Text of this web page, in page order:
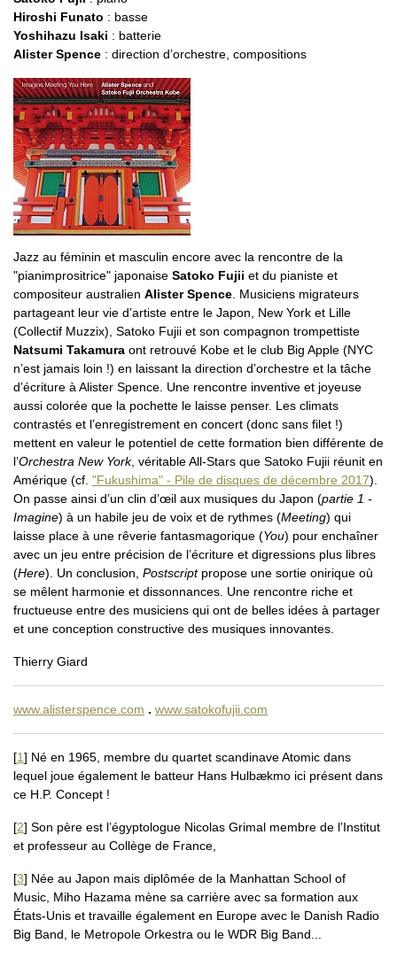
Hiroshi Funato : basse
Yoshihazu Isaki : batterie
Alister Spence : direction d’orchestre, compositions
Jazz au féminin et masculin encore avec la rencontre de la
"pianimprositrice" japonaise Satoko Fujii et du pianiste et
compositeur australien Alister Spence. Musiciens migrateurs
partageant leur vie d’artiste entre le Japon, New York et Lille
(Collectif Muzzix), Satoko Fujii et son compagnon trompettiste
Natsumi Takamura ont retrouvé Kobe et le club Big Apple (NYC
n’est jamais loin !) en laissant la direction d’orchestre et la tâche
d’écriture à Alister Spence. Une rencontre inventive et joyeuse
aussi colorée que la pochette le laisse penser. Les climats
contrastés et l’enregistrement en concert (donc sans filet !)
mettent en valeur le potentiel de cette formation bien différente de
l’Orchestra New York, véritable All-Stars que Satoko Fujii réunit en
Amérique (cf. "Fukushima" - Pile de disques de décembre 2017).
On passe ainsi d’un clin d’œil aux musiques du Japon (partie 1 -
Imagine) à un habile jeu de voix et de rythmes (Meeting) qui
laisse place à une rêverie fantasmagorique (You) pour enchaîner
avec un jeu entre précision de l’écriture et digressions plus libres
(Here). Un conclusion, Postscriptpropose une sortie onirique où
se mêlent harmonie et dissonnances. Une rencontre riche et
fructueuse entre des musiciens qui ont de belles idées à partager
et une conception constructive des musiques innovantes.
Thierry Giard
www.alisterspence.com . www.satokofujii.com
[1] Né en 1965, membre du quartet scandinave Atomic dans
lequel joue également le batteur Hans Hulbækmo ici présent dans
ce H.P. Concept !
[2] Son père est l’égyptologue Nicolas Grimal membre de l’Institut
et professeur au Collège de France,
[3] Née au Japon mais diplômée de la Manhattan School of
Music, Miho Hazama mène sa carrière avec sa formation aux
États-Unis et travaille également en Europe avec le Danish Radio
Big Band, le Metropole Orkestra ou le WDR Big Band...